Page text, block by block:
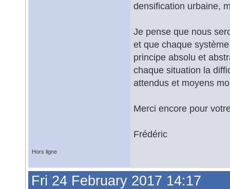
densification urbaine,
Je pense que nous
et que chaque
principe absolu et
chaque situation la
attendus et moyens
Merci encore pour
Frédéric
Hors ligne
Fri 24 February 2017 14:17